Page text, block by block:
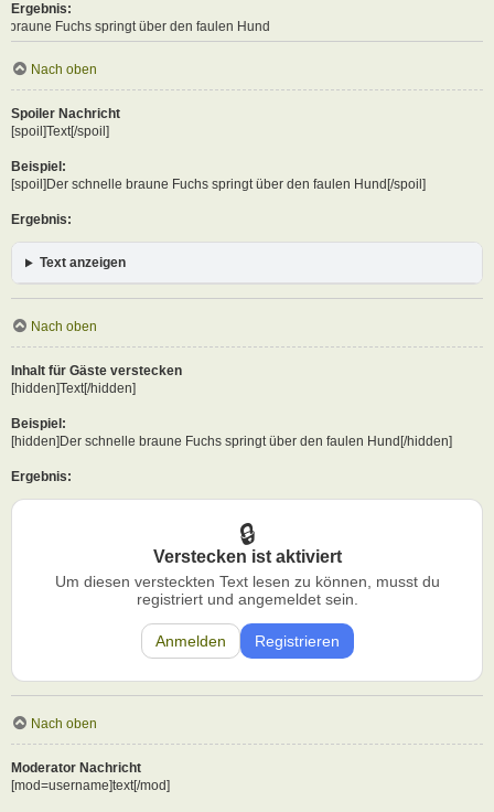
Ergebnis:
springt über den faulen Hund
Nach oben
Spoiler Nachricht
[spoil]Text[/spoil]
Beispiel:
[spoil]Der schnelle braune Fuchs springt über den faulen Hund[/spoil]
Ergebnis:
Text anzeigen
Nach oben
Inhalt für Gäste verstecken
[hidden]Text[/hidden]
Beispiel:
[hidden]Der schnelle braune Fuchs springt über den faulen Hund[/hidden]
Ergebnis:
Verstecken ist aktiviert
Um diesen versteckten Text lesen zu können, musst du
registriert und angemeldet sein.
Anmelden Registrieren
Nach oben
Moderator Nachricht
[mod=username]text[/mod]